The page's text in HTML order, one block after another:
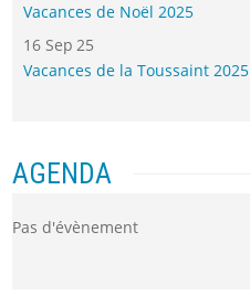
Vacances de Noël 2025
16 Sep 25
Vacances de la Toussaint 2025
AGENDA
Pas d'évènement